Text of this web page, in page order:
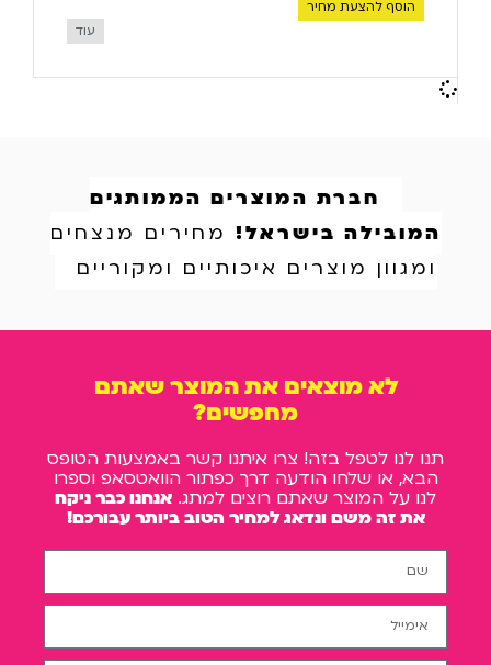
הוסף להצעת מחיר
עוד
חברת המוצרים הממותגים
המובילה בישראל! מחירים מנצחים
ומגוון מוצרים איכותיים ומקוריים
לא מוצאים את המוצר שאתם
מחפשים?
תנו לנו לטפל בזה! צרו איתנו קשר באמצעות הטופס
הבא, או שלחו הודעה דרך כפתור הוואטסאפ וספרו
לנו על המוצר שאתם רוצים למתג. אנחנו כבר ניקח
את זה משם ונדאג למחיר הטוב ביותר עבורכם!